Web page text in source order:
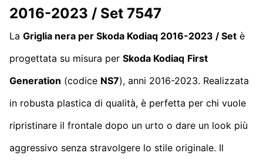
2016-2023 / Set 7547
La Griglia nera per Skoda Kodiaq 2016-2023 / Set è
progettata su misura per Skoda Kodiaq First
Generation (codice NS7), anni 2016-2023. Realizzata
in robusta plastica di qualità, è perfetta per chi vuole
ripristinare il frontale dopo un urto o dare un look più
aggressivo senza stravolgere lo stile originale. Il